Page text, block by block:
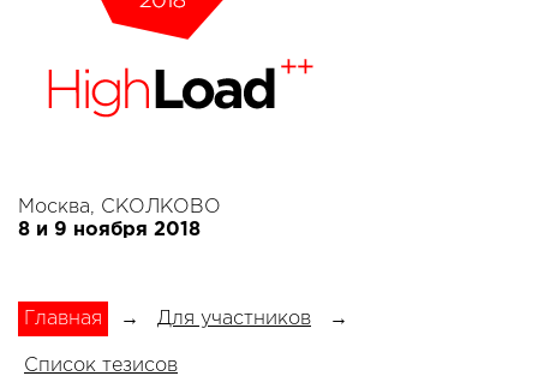
Москва, СКОЛКОВО
8 и 9 ноября 2018
Главная → Для участников →
Список тезисов